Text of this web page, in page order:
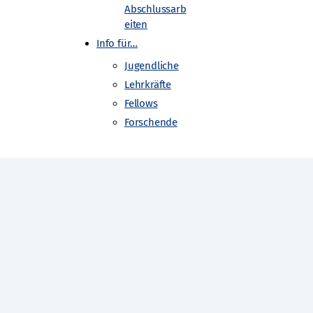
Abschlussarb
eiten
Info für…
Jugendliche
Lehrkräfte
Fellows
Forschende